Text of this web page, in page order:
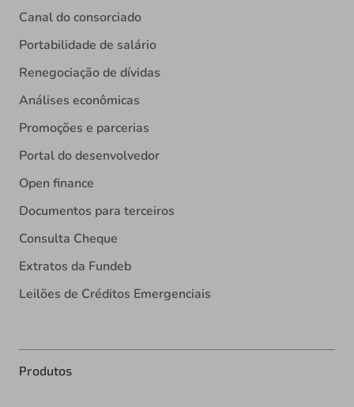
Canal do consorciado
Portabilidade de salário
Renegociação de dívidas
Análises econômicas
Promoções e parcerias
Portal do desenvolvedor
Open finance
Documentos para terceiros
Consulta Cheque
Extratos da Fundeb
Leilões de Créditos Emergenciais
Produtos